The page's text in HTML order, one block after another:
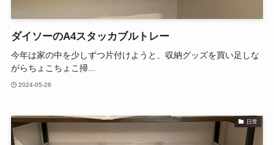
ダイソーのA4スタッカブルトレー
今年は家の中を少しずつ片付けようと、収納グッズを買い足しな
がらちょこちょこ掃...
2024-05-26
日常